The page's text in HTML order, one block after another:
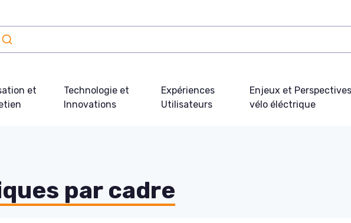
et
Technologie et
Innovations
Expériences
Utilisateurs
Enjeux et
vélo éléctrique
par cadre